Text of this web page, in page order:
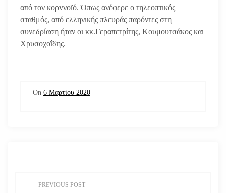
από τον κορvνοϊό. Όπως ανέφερε ο τηλεοπτικός
σταθμός, από ελληνικής πλευράς παρόντες στη
συνεδρίαση ήταν οι κκ.Γεραπετρίτης, Κουμουτσάκος και
Χρυσοχοΐδης.
On 6 Μαρτίου 2020
PREVIOUS POST